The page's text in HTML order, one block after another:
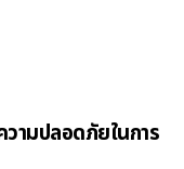
ามปลอดภัยในการ